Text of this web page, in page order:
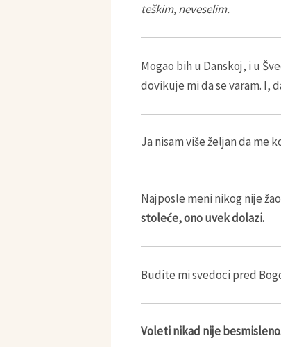
teškim, neveselim.
Mogao bih u Danskoj, i u
dovikuje mi da se varam. I,
Ja nisam više željan da me
Najposle meni nikog nije
stoleće, ono uvek dolazi.
Budite mi svedoci pred
Voleti nikad nije